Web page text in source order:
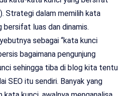
Strategi dalam memilih kata
bersifat luas dan dinamis.
sebagai “kata kunci
bagaimana pengunjung
sehingga tiba di blog kita tentu
SEO itu sendiri. Banyak yang